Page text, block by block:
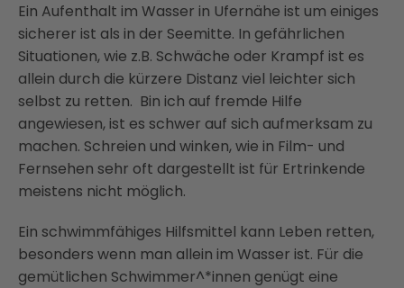
Ein Aufenthalt im Wasser in Ufernähe ist um einiges
sicherer ist als in der Seemitte. In gefährlichen
Situationen, wie z.B. Schwäche oder Krampf ist es
allein durch die kürzere Distanz viel leichter sich
selbst zu retten. Bin ich auf fremde Hilfe
angewiesen, ist es schwer auf sich aufmerksam zu
machen. Schreien und winken, wie in Film- und
Fernsehen sehr oft dargestellt ist für Ertrinkende
meistens nicht möglich.
Ein schwimmfähiges Hilfsmittel kann Leben retten,
besonders wenn man allein im Wasser ist. Für die
gemütlichen Schwimmer^*innen genügt eine